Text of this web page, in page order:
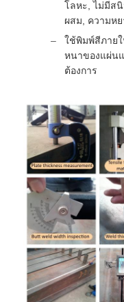
โลหะ, ไม่มีส
ผสม, ความหย
ใช้พิมพ์สีภาย
หนาของแผ่น
ต้องการ